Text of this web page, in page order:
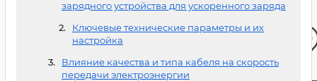
зарядного устройства для ускоренного заряда
Ключевые технические параметры и их
настройка
Влияние качества и типа кабеля на скорость
передачи электроэнергии